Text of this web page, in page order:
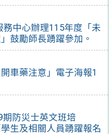
務中心辦理115年度「未
鼓勵師長踴躍參加。
車藥注意」電子海報1
防災士英文班培
生及相關人員踴躍報名